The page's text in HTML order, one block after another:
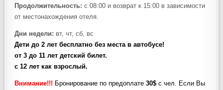
Продолжительность: с 08:00 и возврат к 15:00 в зависимости
от местонахождения отеля.
Дни недели: вт, чт, сб, вс
Дети до 2 лет бесплатно без места в автобусе!
от 3 до 11 лет детский билет.
с 12 лет как взрослый.
Внимание!!! Бронирование по предоплате30$ с чел. Если Вы